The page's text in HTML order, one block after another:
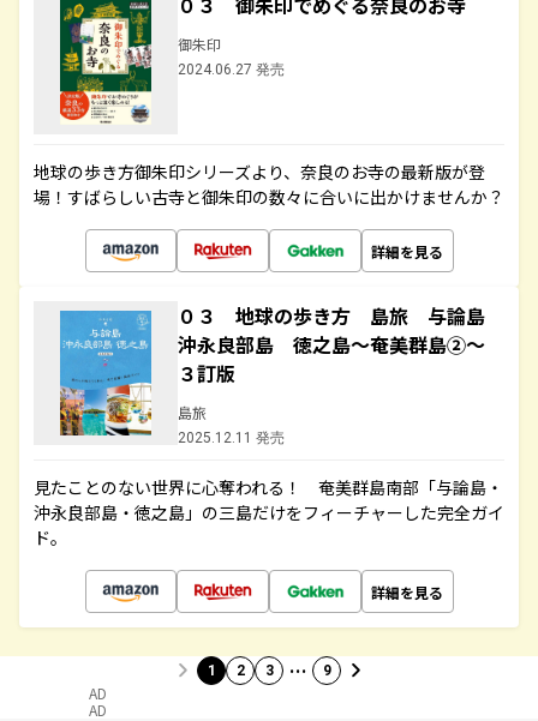
御朱印
2024.06.27 発売
地球の歩き方御朱印シリーズより、奈良のお寺の最新版が登
場！すばらしい古寺と御朱印の数々に合いに出かけませんか？
詳細を見る
０３ 地球の歩き方 島旅 与論島
沖永良部島 徳之島～奄美群島②～
３訂版
島旅
2025.12.11 発売
見たことのない世界に心奪われる！ 奄美群島南部「与論島・
沖永良部島・徳之島」の三島だけをフィーチャーした完全ガイ
ド。
詳細を見る
1 2 3 … 9
AD
AD